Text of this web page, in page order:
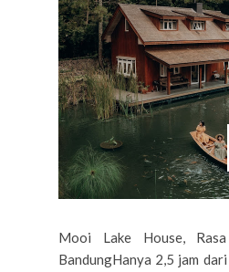
Mooi Lake House,
BandungHanya 2,5 jam